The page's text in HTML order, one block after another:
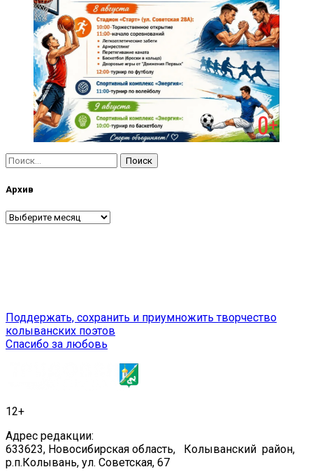
Найти:
Архив
Архив
Навигация
по
Поддержать, сохранить и приумножить творчество
колыванских поэтов
Спасибо за любовь
12+
Адрес редакции:
633623, Новосибирская область, Колыванский район,
р.п.Колывань, ул. Советская, 67